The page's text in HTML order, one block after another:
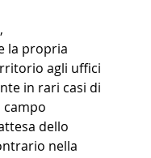
la propria
agli uffici
in rari casi di
campo
dello
nella